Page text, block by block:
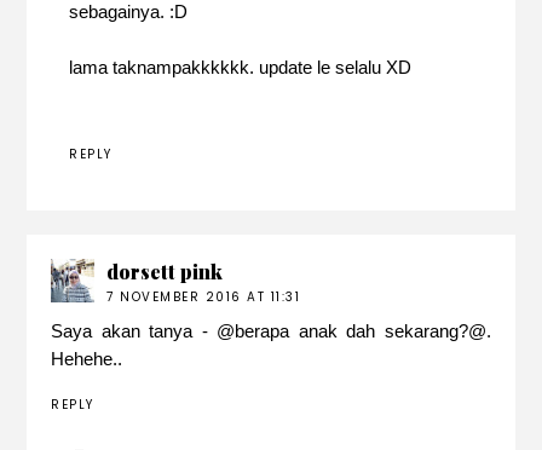
sebagainya. :D
lama taknampakkkkkk. update le selalu XD
REPLY
dorsett pink
7 NOVEMBER 2016 AT 11:31
Saya akan tanya - @berapa anak dah sekarang?@.
Hehehe..
REPLY